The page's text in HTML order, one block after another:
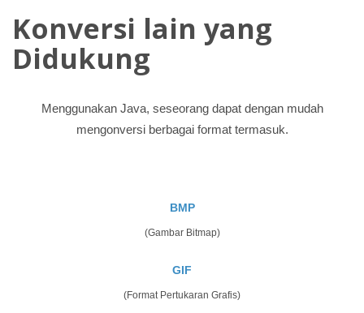
Konversi lain yang
Didukung
Menggunakan Java, seseorang dapat dengan mudah
mengonversi berbagai format termasuk.
BMP
(Gambar Bitmap)
GIF
(Format Pertukaran Grafis)